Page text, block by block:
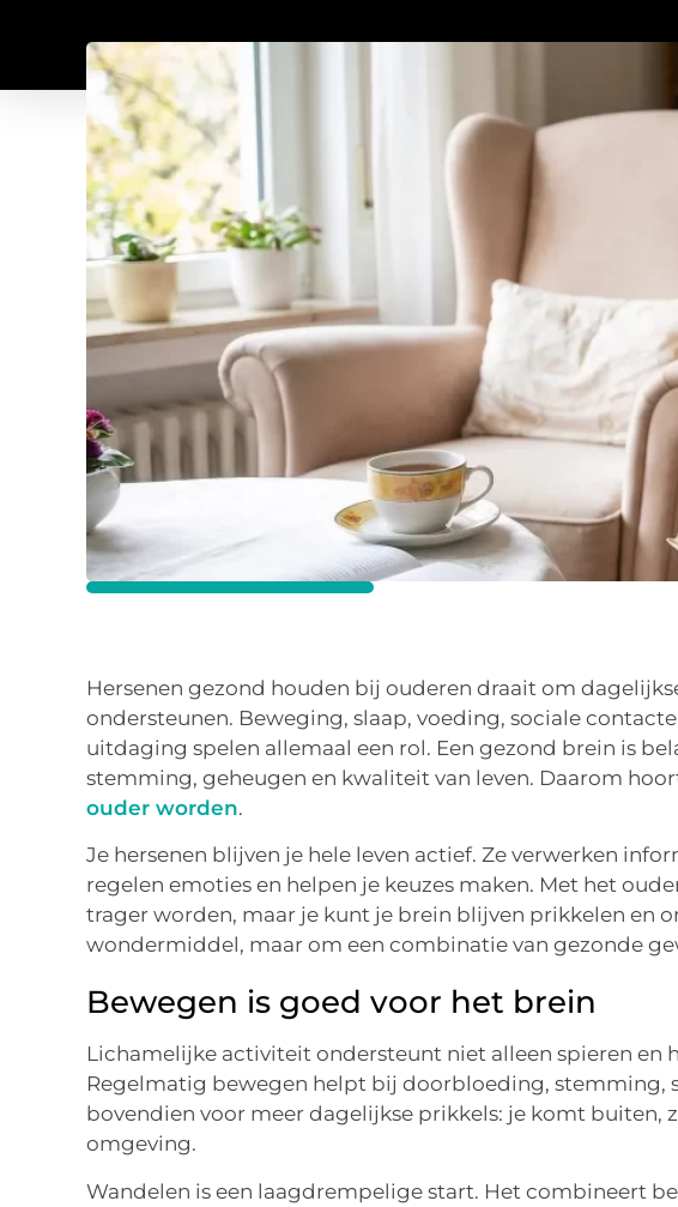
Hersenen gezond houden bij ouderen draait om
ondersteunen. Beweging, slaap, voeding, sociale
uitdaging spelen allemaal een rol. Een gezond brein is
stemming, geheugen en kwaliteit van leven. Daarom
ouder worden.
Je hersenen blijven je hele leven actief. Ze verwerken
regelen emoties en helpen je keuzes maken. Met het
trager worden, maar je kunt je brein blijven prikkelen en
wondermiddel, maar om een combinatie van gezonde
Bewegen is goed voor het brein
Lichamelijke activiteit ondersteunt niet alleen spieren en
Regelmatig bewegen helpt bij doorbloeding, stemming,
bovendien voor meer dagelijkse prikkels: je komt buiten,
omgeving.
Wandelen is een laagdrempelige start. Het combineert